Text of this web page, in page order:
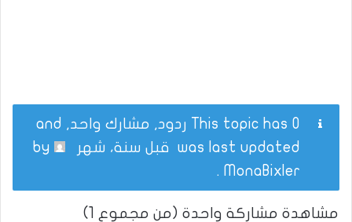
This topic has 0 ردود, مشارك واحد, and
was last updated قبل سنة، شهر
MonaBixler
.
مشاهدة مشاركة واحدة (من مجموع 1)